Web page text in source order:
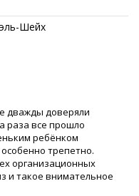
дважды доверяли
раза все прошло
ребёнком
трепетно.
организационных
и такое внимательное